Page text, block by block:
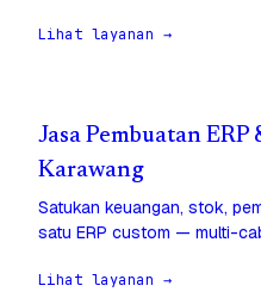
Lihat layanan →
Jasa Pembuatan ERP
Karawang
Satukan keuangan, stok,
satu ERP custom — multi-
Lihat layanan →